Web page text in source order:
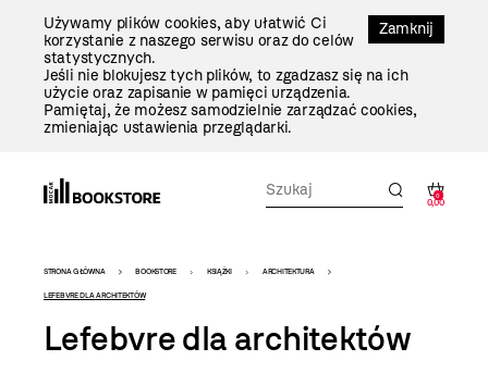
Zamknij
Używamy plików cookies, aby ułatwić Ci
korzystanie z naszego serwisu oraz do celów
statystycznych.
Jeśli nie blokujesz tych plików, to zgadzasz się na ich
użycie oraz zapisanie w pamięci urządzenia.
Pamiętaj, że możesz samodzielnie zarządzać cookies,
zmieniając ustawienia przeglądarki.
0
0,00
Bookstore
-
szablon
STRONA GŁÓWNA BOOKSTORE KSIĄŻKI ARCHITEKTURA
LEFEBVRE DLA ARCHITEKTÓW
Lefebvre dla architektów